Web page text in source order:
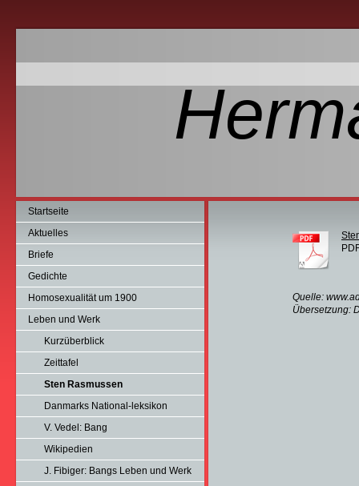
Startseite
Aktuelles
Briefe
Gedichte
Homosexualität um 1900
Leben und Werk
Kurzüberblick
Zeittafel
Sten Rasmussen
Danmarks National-leksikon
V. Vedel: Bang
Wikipedien
J. Fibiger: Bangs Leben und Werk
Quelle:
Übersetzung: